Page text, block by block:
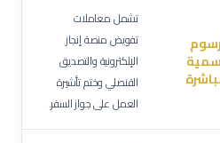
تشمل معاملات
تفويض منصة إنجاز
الإلكترونية والتصديق
القنصلي وختم تأشيرة
العمل على جواز السفر.